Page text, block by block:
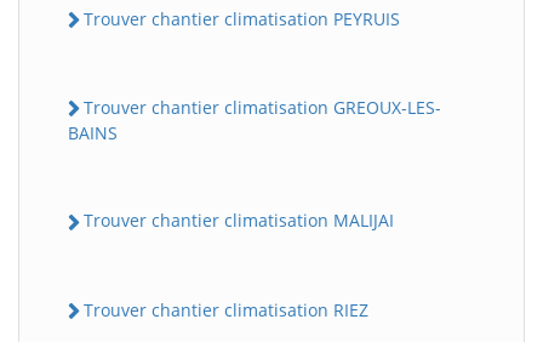
Trouver chantier climatisation PEYRUIS
Trouver chantier climatisation GREOUX-LES-
BAINS
Trouver chantier climatisation MALIJAI
Trouver chantier climatisation RIEZ